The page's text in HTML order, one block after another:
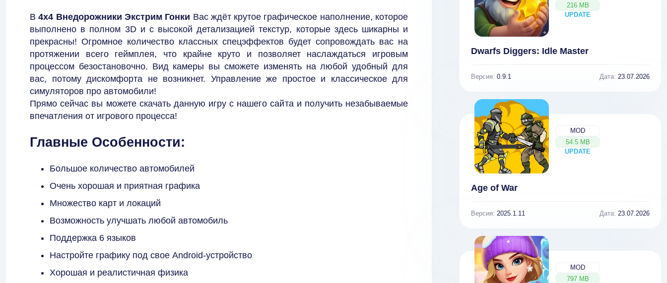
В4x4 Внедорожники Экстрим Гонки Вас ждёт крутое графическое наполнение, которое
выполнено в полном 3D и с высокой детализацией текстур, которые здесь шикарны и
прекрасны! Огромное количество классных спецэффектов будет сопровождать вас на
протяжении всего геймплея, что крайне круто и позволяет наслаждаться игровым
процессом безостановочно. Вид камеры вы сможете изменять на любой удобный для
вас, потому дискомфорта не возникнет. Управление же простое и классическое для
симуляторов про автомобили!
Прямо сейчас вы можете скачать данную игру с нашего сайта и получить незабываемые
впечатления от игрового процесса!
Главные Особенности:
Большое количество автомобилей
Очень хорошая и приятная графика
Множество карт и локаций
Возможность улучшать любой автомобиль
Поддержка 6 языков
Настройте графику под свое Android-устройство
Хорошая и реалистичная физика
216 MB
UPDATE
NEW
Dwarfs Diggers: Idle Master
Версия: 0.9.1 Дата: 23.07.2026
MOD
54.5 MB
UPDATE
NEW
Age of War
Версия: 2025.1.11 Дата: 23.07.2026
MOD
797 MB